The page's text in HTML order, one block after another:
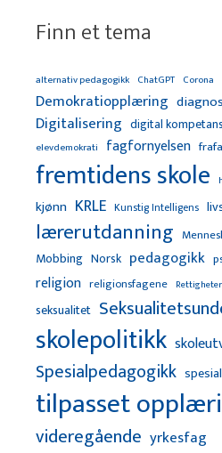
Finn et tema
alternativ pedagogikk ChatGPT Corona
Demokratiopplæring
Digitalisering digital
elevdemokrati fagfornyelsen
fremtidens skole
kjønn KRLE Kunstig Intelligens
lærerutdanning
Mobbing Norsk pedagogikk
religion religionsfagene Rettigheter
seksualitet
skolepolitikk
Spesialpedagogikk
tilpasset
videregående yrkesfag